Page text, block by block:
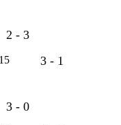
2 - 3
3 - 1
3 - 0